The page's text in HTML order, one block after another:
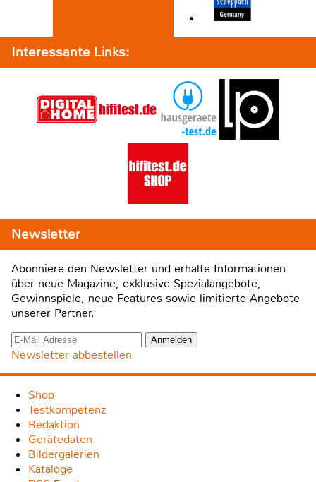
Interessante Links:
Newsletter
Abonniere den Newsletter und erhalte Informationen
über neue Magazine, exklusive Spezialangebote,
Gewinnspiele, neue Features sowie limitierte Angebote
unserer Partner.
Newsletter abbestellen
Shop
Testkompetenz
Redaktion
Gerätedaten
Bildergalerien
Kataloge